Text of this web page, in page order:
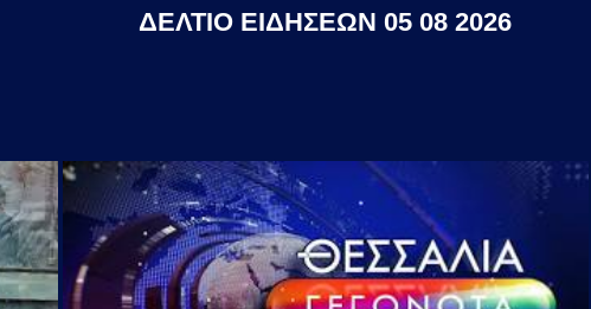
ΔΕΛΤΙΟ ΕΙΔΗΣΕΩΝ 05 08 2026